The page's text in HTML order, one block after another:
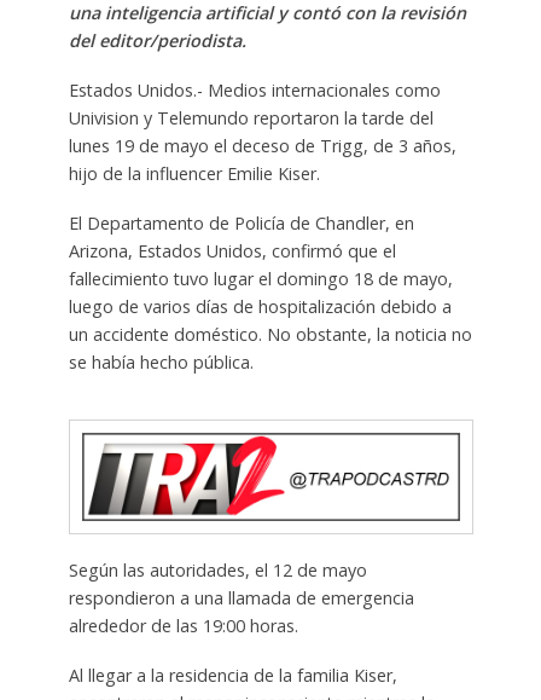
una inteligencia artificial y contó con la revisión
del editor/periodista.
Estados Unidos.- Medios internacionales como
Univision y Telemundo reportaron la tarde del
lunes 19 de mayo el deceso de Trigg, de 3 años,
hijo de la influencer Emilie Kiser.
El Departamento de Policía de Chandler, en
Arizona, Estados Unidos, confirmó que el
fallecimiento tuvo lugar el domingo 18 de mayo,
luego de varios días de hospitalización debido a
un accidente doméstico. No obstante, la noticia no
se había hecho pública.
Según las autoridades, el 12 de mayo
respondieron a una llamada de emergencia
alrededor de las 19:00 horas.
Al llegar a la residencia de la familia Kiser,